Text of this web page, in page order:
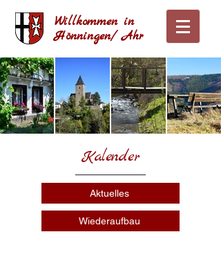
Willkommen in
Hönningen/ Ahr
Aktuelles
Wiederaufbau
Kalender